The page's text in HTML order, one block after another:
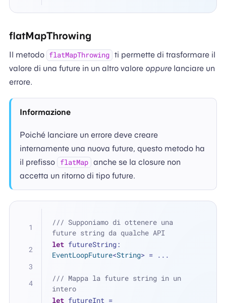
flatMapThrowing
Il metodo flatMapThrowing ti permette di trasformare il
valore di una future in un altro valore oppurelanciare un
errore.
Informazione
Poiché lanciare un errore deve creare
internamente una nuova future, questo metodo ha
il prefisso
flatMap anche se la closure non
accetta un ritorno di tipo future.
/// Supponiamo di ottenere una
future string da qualche API
let
EventLoopFuture<String> = ...
/// Mappa la future string in un
intero
let futureInt =